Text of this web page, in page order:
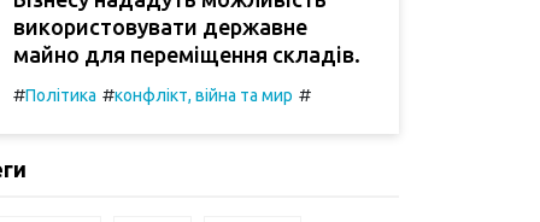
використовувати державне
майно для переміщення складів.
#Політика #конфлікт, війна та мир #